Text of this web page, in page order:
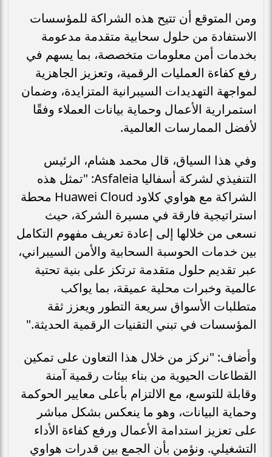
ومن المتوقع أن تتيح هذه الشراكة للمؤسسات
الاستفادة من حلول سحابية متقدمة مدعومة
بخدمات أمن معلومات متخصصة، بما يسهم في
رفع كفاءة العمليات الرقمية، وتعزيز الجاهزية
لمواجهة التهديدات السيبرانية المتزايدة، وضمان
استمرارية الأعمال وحماية بيانات العملاء وفقًا
لأفضل الممارسات العالمية.
وفي هذا السياق، قال محمد هشام، الرئيس
التنفيذي لشركة أسفاليا Asfaleia: "تمثل هذه
الشراكة مع هواوي كلاود Huawei Cloud محطة
استراتيجية فارقة في مسيرة الشركة، حيث
نسعى من خلالها إلى إعادة تعريف مفهوم التكامل
بين خدمات الحوسبة السحابية والأمن السيبراني،
عبر تقديم حلول متقدمة ترتكز على بنية تحتية
عالمية وخبرات محلية عميقة، بما يواكب
متطلبات الأسواق سريعة التطور ويعزز ثقة
المؤسسات في تبني التقنيات الرقمية الحديثة."
وأضاف: "نركز من خلال هذا التعاون على تمكين
القطاعات الحيوية من بناء بيئات رقمية آمنة
وقابلة للتوسع، مع الالتزام بأعلى معايير الحوكمة
وحماية البيانات، وهو ما ينعكس بشكل مباشر
على تعزيز استدامة الأعمال ورفع كفاءة الأداء
التشغيلي. ونؤمن بأن الجمع بين قدرات هواوي